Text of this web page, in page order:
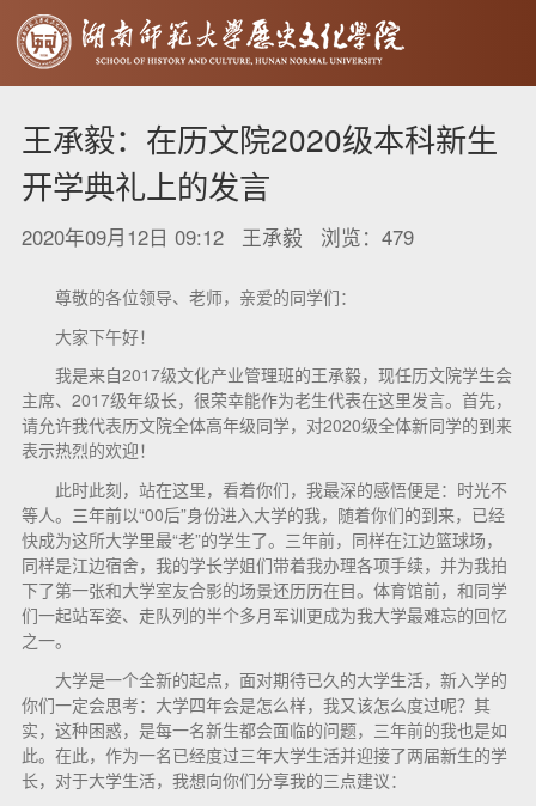
王承毅：在历文院2020级本科新生
开学典礼上的发言
2020年09月12日 09:12 王承毅 浏览： 479
尊敬的各位领导、老师，亲爱的同学们：
大家下午好！
我是来自2017级文化产业管理班的王承毅，现任历文院学生会
主席、2017级年级长，很荣幸能作为老生代表在这里发言。首先，
请允许我代表历文院全体高年级同学，对2020级全体新同学的到来
表示热烈的欢迎！
此时此刻，站在这里，看着你们，我最深的感悟便是：时光不
等人。三年前以“00后”身份进入大学的我，随着你们的到来，已经
快成为这所大学里最“老”的学生了。三年前，同样在江边篮球场，
同样是江边宿舍，我的学长学姐们带着我办理各项手续，并为我拍
下了第一张和大学室友合影的场景还历历在目。体育馆前，和同学
们一起站军姿、走队列的半个多月军训更成为我大学最难忘的回忆
之一。
大学是一个全新的起点，面对期待已久的大学生活，新入学的
你们一定会思考：大学四年会是怎么样，我又该怎么度过呢？其
实，这种困惑，是每一名新生都会面临的问题，三年前的我也是如
此。在此，作为一名已经度过三年大学生活并迎接了两届新生的学
长，对于大学生活，我想向你们分享我的三点建议：